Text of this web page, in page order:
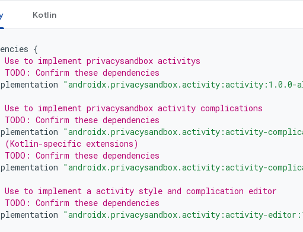
Kotlin
{
to implement privacysandbox activitys
Confirm these dependencies
"androidx.privacysandbox.activity:activity:1.0.0-
to implement privacysandbox activity complications
Confirm these dependencies
"androidx.privacysandbox.activity:activity-
specific extensions)
Confirm these dependencies
"androidx.privacysandbox.activity:activity-
to implement a activity style and complication editor
Confirm these dependencies
"androidx.privacysandbox.activity:activity-